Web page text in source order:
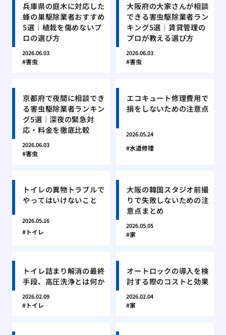
兵庫県の庭木に対応した
蜂の巣駆除業者おすすめ
5選｜植栽を傷めないプ
ロの選び方
2026.06.03
害虫
大阪府の大家さんが相談
できる害虫駆除業者ラン
キング5選｜賃貸管理の
プロが教える選び方
2026.06.03
害虫
京都府で夜間に相談でき
る害虫駆除業者ランキン
グ5選｜深夜の緊急対
応・料金を徹底比較
2026.06.03
害虫
エコキュート修理費用で
損をしないための注意点
2026.05.24
水道修理
トイレの異物トラブルで
やってはいけないこと
2026.05.16
トイレ
大阪の韓国スタジオ前撮
りで失敗しないための注
意点まとめ
2026.05.05
家
トイレ詰まり解消の最終
手段、高圧洗浄とは何か
2026.02.09
トイレ
オートロックの導入を検
討する際のコストと効果
2026.02.04
家